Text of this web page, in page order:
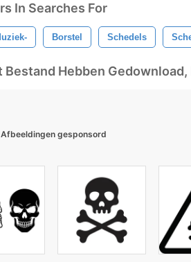
In Searches For
Borstel Schedels
Bestand Hebben
Afbeeldingen gesponsord